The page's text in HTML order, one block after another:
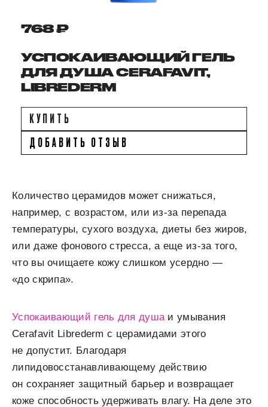
768 ₽
УСПОКАИВАЮЩИЙ ГЕЛЬ
ДЛЯ ДУША CERAFAVIT,
LIBREDERM
КУПИТЬ
ДОБАВИТЬ ОТЗЫВ
Количество церамидов может снижаться,
например, с возрастом, или из-за перепада
температуры, сухого воздуха, диеты без жиров,
или даже фонового стресса, а еще из-за того,
что вы очищаете кожу слишком усердно —
«до скрипа».
Успокаивающий гель для душа и умывания
Cerafavit Librederm с церамидами этого
не допустит. Благодаря
липидовосстанавливающему действию
он сохраняет защитный барьер и возвращает
коже способность удерживать влагу. На деле это